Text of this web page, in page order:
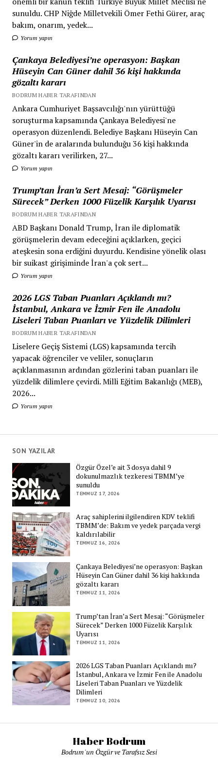
sunuldu. CHP Niğde Milletvekili Ömer Fethi Gürer, araç
bakım, onarım, yedek...
Yorum yapın
Çankaya Belediyesi’ne operasyon: Başkan
Hüseyin Can Güner dahil 36 kişi hakkında
gözaltı kararı
BODRUM HABER TARAFINDAN
Ankara Cumhuriyet Başsavcılığı'nın yürüttüğü
soruşturma kapsamında Çankaya Belediyesi'ne
operasyon düzenlendi. Belediye Başkanı Hüseyin Can
Güner'in de aralarında bulunduğu 36 kişi hakkında
gözaltı kararı verilirken, 27...
Yorum yapın
Trump’tan İran’a Sert Mesaj: “Görüşmeler
Sürecek” Derken 1000 Füzelik Karşılık Uyarısı
BODRUM HABER TARAFINDAN
ABD Başkanı Donald Trump, İran ile diplomatik
görüşmelerin devam edeceğini açıklarken, geçici
ateşkesin sona erdiğini duyurdu. Kendisine yönelik olası
bir suikast girişiminde İran'a çok sert...
Yorum yapın
2026 LGS Taban Puanları Açıklandı mı?
İstanbul, Ankara ve İzmir Fen ile Anadolu
Liseleri Taban Puanları ve Yüzdelik Dilimleri
BODRUM HABER TARAFINDAN
Liselere Geçiş Sistemi (LGS) kapsamında tercih
yapacak öğrenciler ve veliler, sonuçların
açıklanmasının ardından gözlerini taban puanları ile
yüzdelik dilimlere çevirdi. Milli Eğitim Bakanlığı (MEB),
2026...
Yorum yapın
SON YAZILAR
Özgür Özel’e ait 3 dosya dahil 9
dokunulmazlık tezkeresi TBMM’ye
sunuldu
TEMMUZ 17, 2026
Araç sahiplerini ilgilendiren KDV teklifi
TBMM’de: Bakım ve yedek parçada vergi
kaldırılabilir
TEMMUZ 16, 2026
Çankaya Belediyesi’ne operasyon: Başkan
Hüseyin Can Güner dahil 36 kişi hakkında
gözaltı kararı
TEMMUZ 11, 2026
Trump’tan İran’a Sert Mesaj: “Görüşmeler
Sürecek” Derken 1000 Füzelik Karşılık
Uyarısı
TEMMUZ 11, 2026
2026 LGS Taban Puanları Açıklandı mı?
İstanbul, Ankara ve İzmir Fen ile Anadolu
Liseleri Taban Puanları ve Yüzdelik
Dilimleri
TEMMUZ 10, 2026
Haber Bodrum
Bodrum 'un Özgür ve Tarafsız Sesi